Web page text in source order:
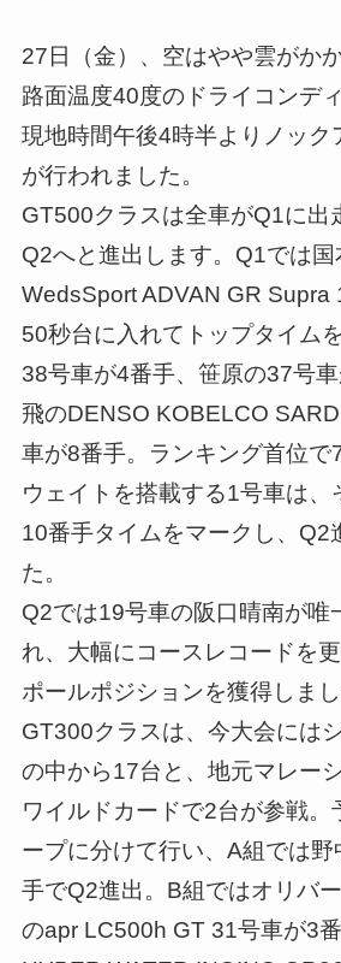
27日（金）、空はやや雲がか
路面温度40度のドライコンデ
現地時間午後4時半よりノック
が行われました。
GT500クラスは全車がQ1に出
Q2へと進出します。Q1では国
WedsSport ADVAN GR Supra
50秒台に入れてトップタイム
38号車が4番手、笹原の37号
飛のDENSO KOBELCO
車が8番手。ランキング首位で
ウェイトを搭載する1号車は、
10番手タイムをマークし、Q2
た。
Q2では19号車の阪口晴南が唯
れ、大幅にコースレコードを
ポールポジションを獲得しまし
GT300クラスは、今大会には
の中から17台と、地元マレー
ワイルドカードで2台が参戦
ープに分けて行い、A組では
手でQ2進出。B組ではオリバ
のapr LC500h GT 31号車が3